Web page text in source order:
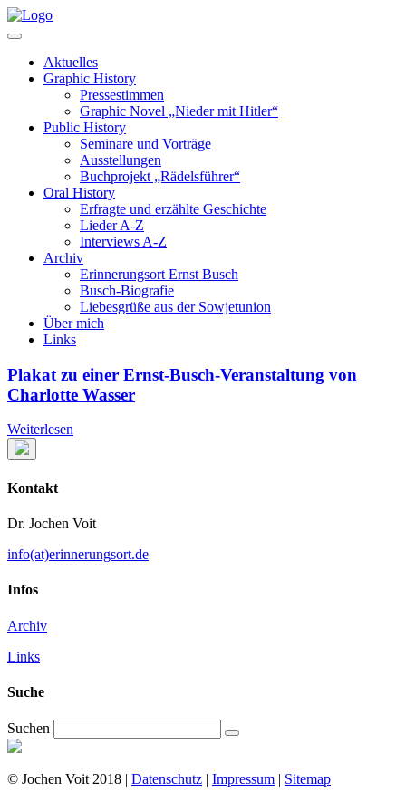
Aktuelles
Graphic History
Pressestimmen
Graphic Novel „Nieder mit Hitler“
Public History
Seminare und Vorträge
Ausstellungen
Buchprojekt „Rädelsführer“
Oral History
Erfragte und erzählte Geschichte
Lieder A-Z
Interviews A-Z
Archiv
Erinnerungsort Ernst Busch
Busch-Biografie
Liebesgrüße aus der Sowjetunion
Über mich
Links
Plakat zu einer Ernst-Busch-Veranstaltung von
Charlotte Wasser
Weiterlesen
Kontakt
Dr. Jochen Voit
info(at)erinnerungsort.de
Infos
Archiv
Links
Suche
Suchen
© Jochen Voit 2018 | Datenschutz | Impressum | Sitemap